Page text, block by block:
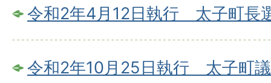
令和2年4月12日執行 太子町長
令和2年10月25日執行 太子町